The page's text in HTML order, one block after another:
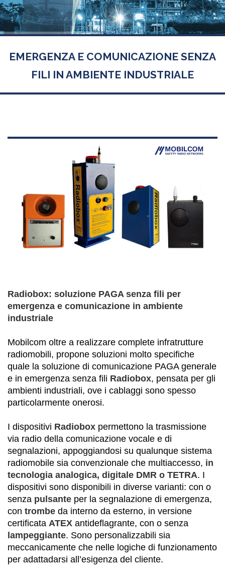
EMERGENZA E COMUNICAZIONE SENZA
FILI IN AMBIENTE INDUSTRIALE
Radiobox: soluzione PAGA senza fili per
emergenza e comunicazione in ambiente
industriale
Mobilcom oltre a realizzare complete infratrutture
radiomobili, propone soluzioni molto specifiche
quale la soluzione di comunicazione PAGA generale
e in emergenza senza fili Radiobox, pensata per gli
ambienti industriali, ove i cablaggi sono spesso
particolarmente onerosi.
I dispositivi Radiobox permettono la trasmissione
via radio della comunicazione vocale e di
segnalazioni, appoggiandosi su qualunque sistema
radiomobile sia convenzionale che multiaccesso, in
tecnologia analogica, digitale DMR o TETRA. I
dispositivi sono disponibili in diverse varianti: con o
senza pulsante per la segnalazione di emergenza,
con trombe da interno da esterno, in versione
certificata ATEX antideflagrante, con o senza
lampeggiante. Sono personalizzabili sia
meccanicamente che nelle logiche di funzionamento
per adattadarsi all’esigenza del cliente.